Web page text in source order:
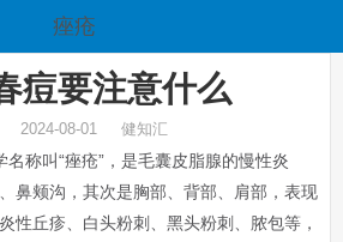
痤疮
痘要注意什么
2024-08-01 健知汇
叫“痤疮”，是毛囊皮脂腺的慢性炎
鼻颊沟，其次是胸部、背部、肩部，表现
性丘疹、白头粉刺、黑头粉刺、脓包等，